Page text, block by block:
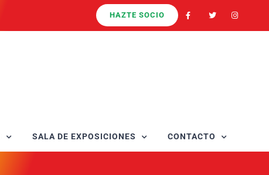
HAZTE SOCIO
SALA DE EXPOSICIONES CONTACTO